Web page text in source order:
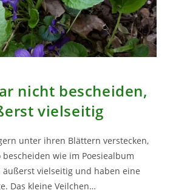
nicht bescheiden,
vielseitig
unter ihren Blättern verstecken,
wie im Poesiealbum
vielseitig und haben eine
Das kleine Veilchen…